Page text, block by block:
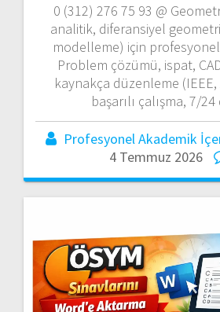
0 (312) 276 75 93 @
analitik, diferansiyel
modelleme) için profesyonel
Problem çözümü, ispat,
kaynakça düzenleme (IEEE,
başarılı çalışma, 7/
Profesyonel Akademik
4 Temmuz 2026